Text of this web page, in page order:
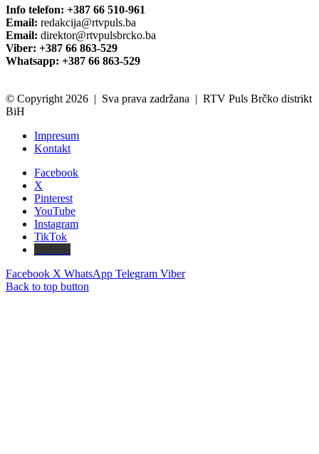
Info telefon: +387 66 510-961
Email: redakcija@rtvpuls.ba
Email: direktor@rtvpulsbrcko.ba
Viber: +387 66 863-529
Whatsapp: +387 66 863-529
© Copyright 2026 | Sva prava zadržana | RTV Puls Brčko distrikt
BiH
Impresum
Kontakt
Facebook
X
Pinterest
YouTube
Instagram
TikTok
Facebook X WhatsApp Telegram Viber
Back to top button